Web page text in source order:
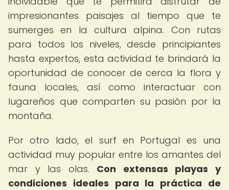
impresionantes paisajes al tiempo que te
sumerges en la cultura alpina. Con rutas
para todos los niveles, desde principiantes
hasta expertos, esta actividad te brindará la
oportunidad de conocer de cerca la flora y
fauna locales, así como interactuar con
lugareños que comparten su pasión por la
montaña.
Por otro lado, el surf en Portugal es una
actividad muy popular entre los amantes del
mar y las olas. Con extensas playas y
condiciones ideales para la práctica de